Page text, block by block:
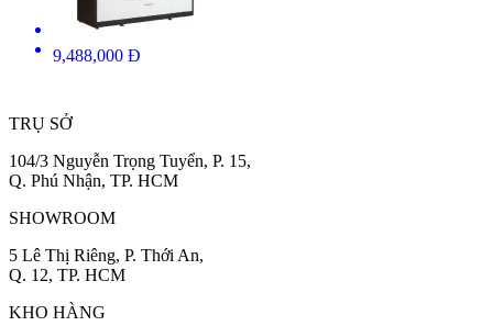
9,488,000 Đ
TRỤ SỞ
104/3 Nguyễn Trọng Tuyển, P. 15,
Q. Phú Nhận, TP. HCM
SHOWROOM
5 Lê Thị Riêng, P. Thới An,
Q. 12, TP. HCM
KHO HÀNG